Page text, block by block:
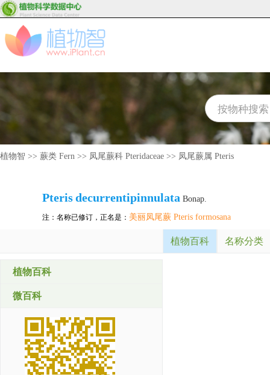
植物智 >> 蕨类 Fern >> 凤尾蕨科 Pteridaceae >> 凤尾蕨属 Pteris
Pterisdecurrentipinnulata Bonap.
注：名称已修订，正名是： 美丽凤尾蕨 Pteris formosana
植物百科 名称分类
植物百科
微百科